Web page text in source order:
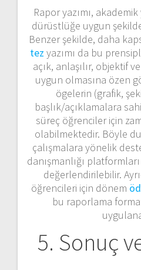
Rapor yazımı,
dürüstlüğe uygun
Benzer şekilde, daha
tez yazımı da bu
açık, anlaşılır, objektif
uygun olmasına özen
ögelerin (grafik,
başlık/açıklamalara
süreç öğrenciler için
olabilmektedir. Böyle
çalışmalara yönelik
danışmanlığı
değerlendirilebilir.
öğrencileri için dönem
bu raporlama
5. Sonuç